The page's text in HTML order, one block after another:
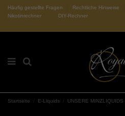
Häufig gestellte Fragen Rechtliche Hinweise
Nikotinrechner
DIY-Rechner
Startseite E-Liquids UNSERE MINZLIQUIDS